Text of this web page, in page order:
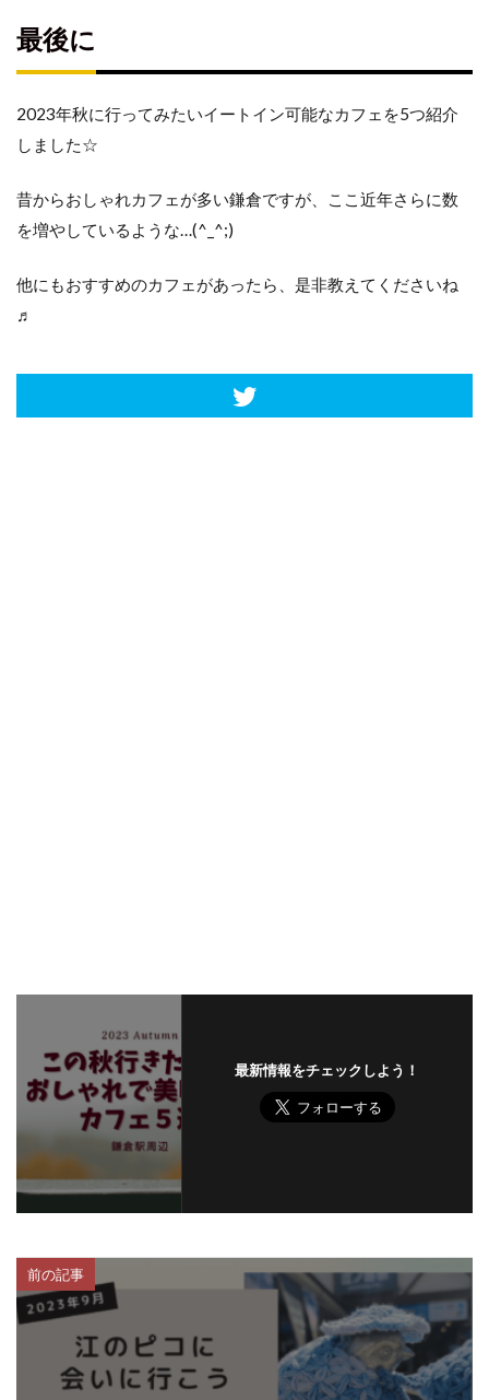
最後に
2023年秋に行ってみたいイートイン可能なカフェを5つ紹介
しました☆
昔からおしゃれカフェが多い鎌倉ですが、ここ近年さらに数
を増やしているような…(^_^;)
他にもおすすめのカフェがあったら、是非教えてくださいね
♬
最新情報をチェックしよう！
前の記事